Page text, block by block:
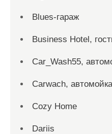
Blues-гараж
Business Hotel,
Car_Wash55,
Carwach, автомойка
Cozy Home
Dariis